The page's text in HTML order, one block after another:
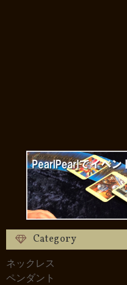
Category
ネックレス
ペンダント